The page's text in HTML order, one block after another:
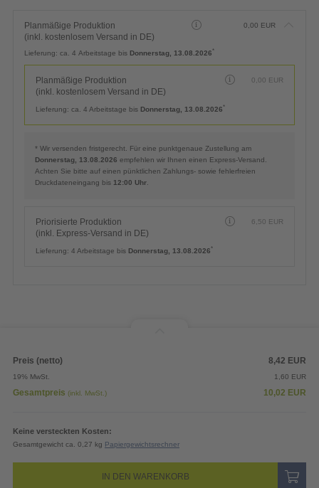
Planmäßige Produktion
(inkl. kostenlosem Versand in DE)
0,00 EUR
Lieferung: ca. 4 Arbeitstage bis Donnerstag, 13.08.2026*
Planmäßige Produktion
(inkl. kostenlosem Versand in DE)
0,00 EUR
Lieferung: ca. 4 Arbeitstage bis Donnerstag, 13.08.2026*
* Wir versenden fristgerecht. Für eine punktgenaue Zustellung am
Donnerstag, 13.08.2026 empfehlen wir Ihnen einen Express-Versand.
Achten Sie bitte auf einen pünktlichen Zahlungs- sowie fehlerfreien
Druckdateneingang bis 12:00 Uhr
Priorisierte Produktion
(inkl. Express-Versand in DE)
6,50 EUR
Lieferung: 4 Arbeitstage bis Donnerstag, 13.08.2026*
Preis (netto) 8,42 EUR
19% MwSt. 1,60 EUR
Gesamtpreis (inkl. MwSt.) 10,02 EUR
Keine versteckten Kosten:
Gesamtgewicht ca. 0,27 kg Papiergewichtsrechner
IN DEN WARENKORB